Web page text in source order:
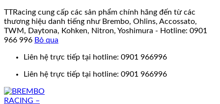
TTRacing cung cấp các sản phẩm chính hãng đến từ các
thương hiệu danh tiếng như Brembo, Ohlins, Accossato,
TWM, Daytona, Kohken, Nitron, Yoshimura - Hotline: 0901
966 996 Bỏ qua
Liên hệ trực tiếp tại hotline: 0901 966996
Liên hệ trực tiếp tại hotline: 0901 966996